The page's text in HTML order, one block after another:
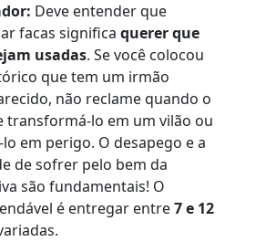
Deve entender que
facas significaquerer que
usadas. Se você colocou
que tem um irmão
não reclame quando o
transformá-lo em um vilão ou
lo em perigo. O desapego e a
de sofrer pelo bem da
são fundamentais! O
é entregar entre7 e 12